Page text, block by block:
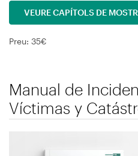
VEURE CAPÍTOLS DE
Preu: 35€
Manual de
Víctimas y